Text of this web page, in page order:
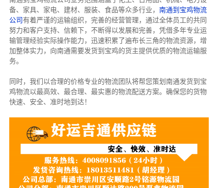
备、家具、家电、建材、服装、食品等众多行业， 南通到宝鸡物流
公司有着严谨的运输组织，完善的经营管理，通过全体员工的共同
努力和客户支持、信赖下，不断得以发展和完善，凭借多年专业运
输管理经验实际操作能力，迅速积累了遍布长三角的物流资源，增
加整体实力，向南通需要发货到宝鸡的货主提供优质的物流运输服
务。
同时，我们以合理的价格专业的物流团队将帮您策划南通发货到宝
鸡物流以最高效、最合理、最实惠的物流配送方案。确保您的货物
快速、安全、准时地到达！